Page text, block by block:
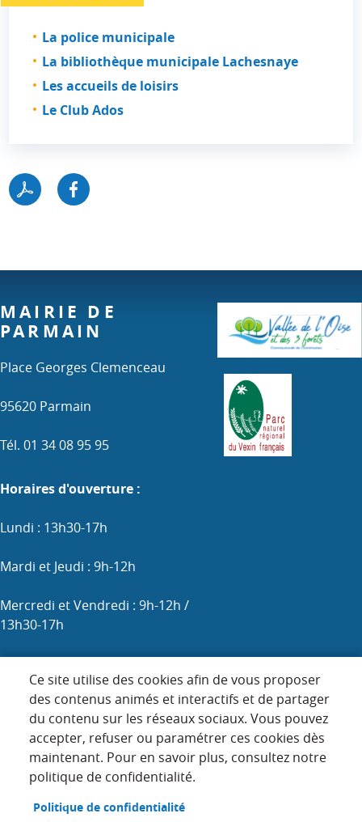
La police municipale
La bibliothèque municipale Lachesnaye
Les accueils de loisirs
Le Club Ados
Ce site utilise des cookies afin de vous proposer
des contenus animés et interactifs et de partager
du contenu sur les réseaux sociaux. Vous pouvez
accepter, refuser ou paramétrer ces cookies dès
maintenant. Pour en savoir plus, consultez notre
politique de confidentialité.
Politique de confidentialité
MAIRIE DE
PARMAIN
Place Georges Clemenceau
95620 Parmain
Tél. 01 34 08 95 95
Horaires d'ouverture :
Lundi : 13h30-17h
Mardi et Jeudi : 9h-12h
Mercredi et Vendredi : 9h-12h /
13h30-17h
Menu
Pied
page
ACCUEIL
PLAN DU SITE
CONTACT